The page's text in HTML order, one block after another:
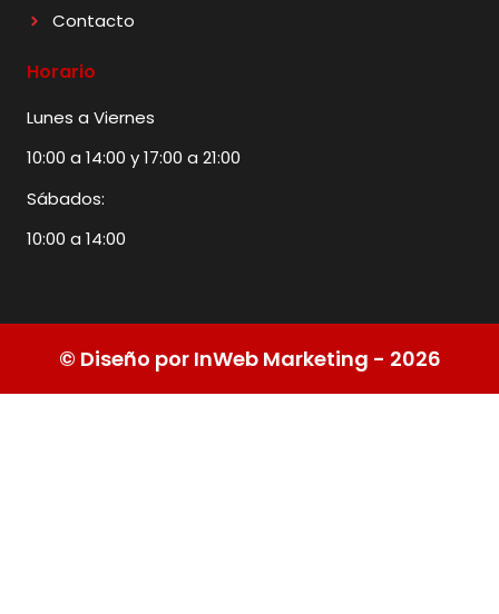
Contacto
Horario
Lunes a Viernes
10:00 a 14:00 y 17:00 a 21:00
Sábados:
10:00 a 14:00
© Diseño por InWeb Marketing - 2026